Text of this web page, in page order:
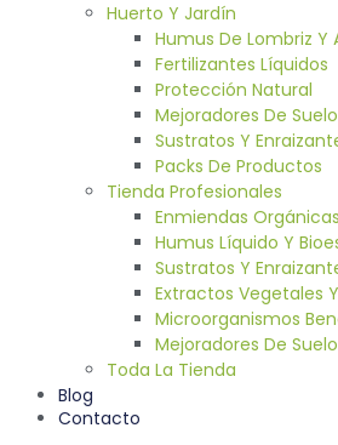
Huerto Y Jardín
Humus De Lombriz Y
Fertilizantes Líquidos
Protección Natural
Mejoradores De Suelo
Sustratos Y
Packs De Productos
Tienda Profesionales
Enmiendas
Humus Líquido Y
Sustratos Y
Extractos Vegetales
Microorganismos
Mejoradores De Suelo
Toda La Tienda
Blog
Contacto